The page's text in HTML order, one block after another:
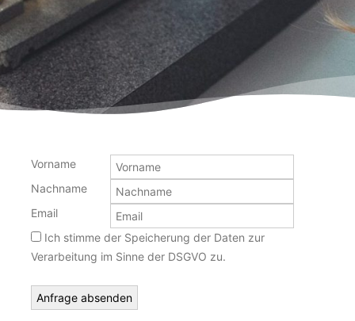
Vorname
Nachname
Email
Ich stimme der Speicherung der Daten zur
Verarbeitung im Sinne der DSGVO zu.